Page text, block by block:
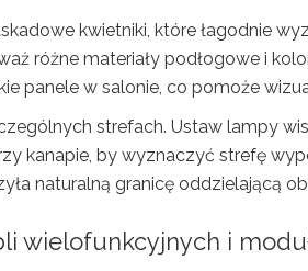
kwietniki, które łagodnie
różne materiały podłogowe i
panele w salonie, co pomoże
strefach. Ustaw lampy
kanapie, by wyznaczyć strefę
naturalną granicę oddzielającą
wielofunkcyjnych i